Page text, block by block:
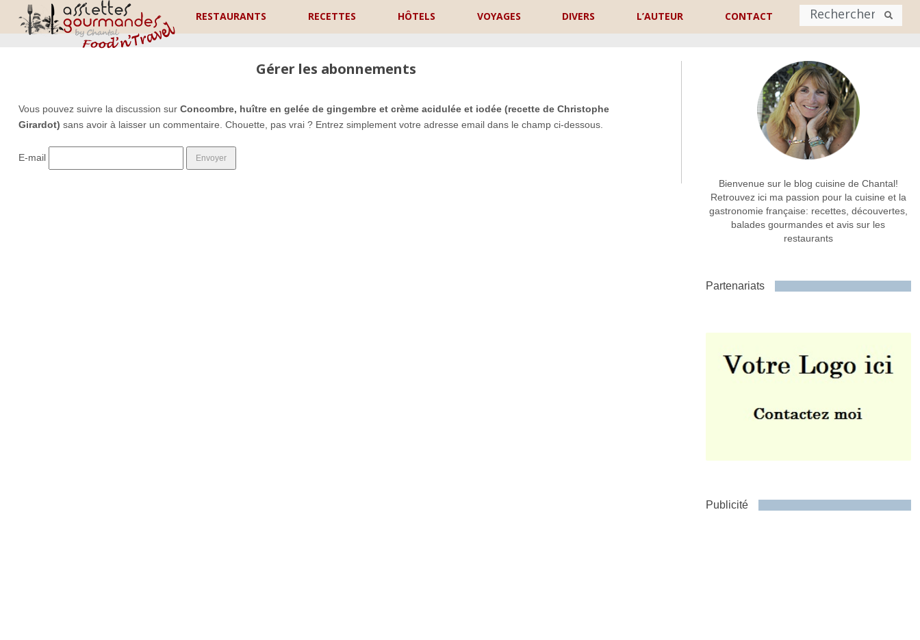
RESTAURANTS RECETTES HÔTELS VOYAGES DIVERS L’AUTEUR CONTACT
Nom
Commentaire ou message *
Gérer les abonnements
Vous pouvez suivre la discussion sur Concombre, huître en gelée de gingembre et crème acidulée et iodée (recette de Christophe
Girardot) sans avoir à laisser un commentaire. Chouette, pas vrai ? Entrez simplement votre adresse email dans le champ ci-dessous.
E-mail
Bienvenue sur le blog cuisine de Chantal!
Retrouvez ici ma passion pour la cuisine et la
gastronomie française: recettes, découvertes,
balades gourmandes et avis sur les
restaurants
Partenariats
Publicité